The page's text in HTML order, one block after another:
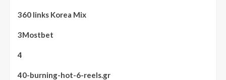
360 links Korea Mix
3Mostbet
4
40-burning-hot-6-reels.gr